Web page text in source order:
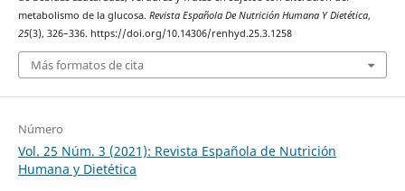
metabolismo de la glucosa. Revista Española De Nutrición Humana Y Dietética,
25(3), 326–336. https://doi.org/10.14306/renhyd.25.3.1258
Más formatos de cita
Número
Vol. 25 Núm. 3 (2021): Revista Española de Nutrición
Humana y Dietética